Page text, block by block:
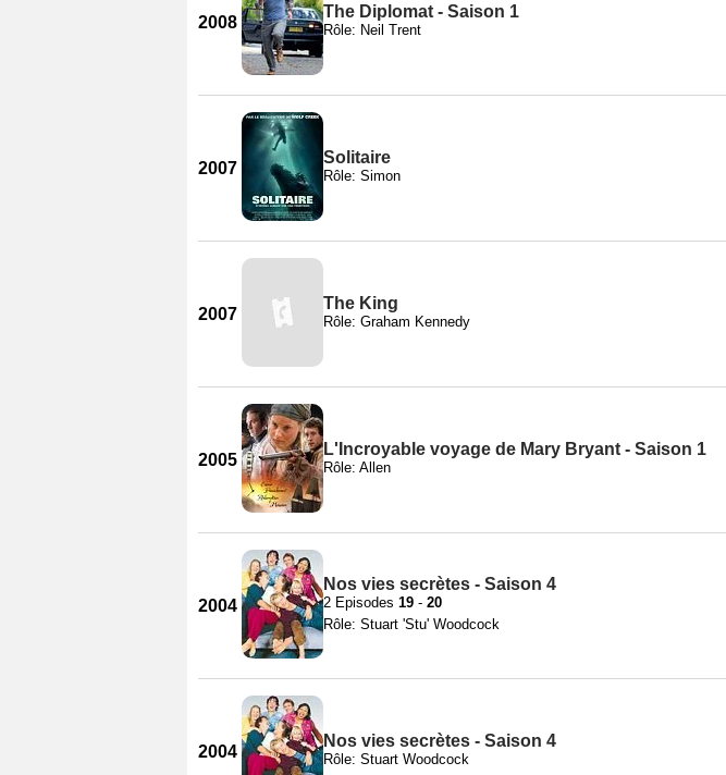
2008
The Diplomat - Saison 1
Rôle: Neil Trent
2007
Solitaire
Rôle: Simon
2007
The King
Rôle: Graham Kennedy
2005
L'Incroyable voyage de Mary Bryant - Saison 1
Rôle: Allen
2004
Nos vies secrètes - Saison 4
2 Episodes 19 - 20
Rôle: Stuart 'Stu' Woodcock
2004
Nos vies secrètes - Saison 4
Rôle: Stuart Woodcock